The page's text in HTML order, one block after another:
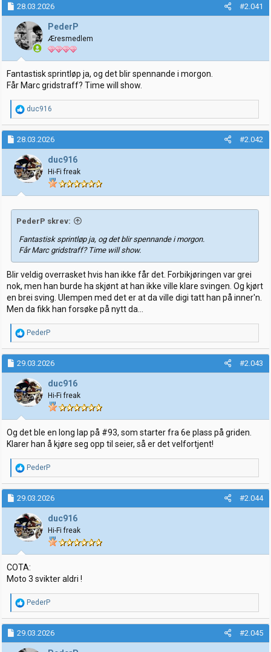
r
t
e
t
o
28.03.2026 #2.041
PederP
Æresmedlem
Fantastisk sprintløp ja, og det blir spennande i morgon.
Får Marc gridstraff? Time will show.
R
e
a
k
j
o
n
e
r
duc916
28.03.2026 #2.042
duc916
Hi-Fi freak
PederP skrev:
Fantastisk sprintløp ja, og det blir spennande i morgon.
Får Marc gridstraff? Time will show.
Blir veldig overrasket hvis han ikke får det. Forbikjøringen var grei
nok, men han burde ha skjønt at han ikke ville klare svingen. Og kjørt
en brei sving. Ulempen med det er at da ville digi tatt han på inner'n.
Men da fikk han forsøke på nytt da...
R
e
a
k
j
o
n
e
r
PederP
29.03.2026 #2.043
duc916
Hi-Fi freak
Og det ble en long lap på #93, som starter fra 6e plass på griden.
Klarer han å kjøre seg opp til seier, så er det velfortjent!
R
e
a
k
j
o
n
e
r
:
PederP
29.03.2026 #2.044
duc916
Hi-Fi freak
COTA:
Moto 3 svikter aldri !
R
e
a
k
j
PederP
29.03.2026 #2.045